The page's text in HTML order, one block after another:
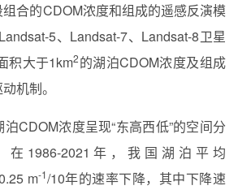
合的CDOM浓度和组成的遥感反演模
Landsat-5、 Landsat-7、 Landsat-8卫星
积大于1km2的湖泊CDOM浓度及组成
机制。
泊CDOM浓度呈现“东高西低”的空间分
在 1986-2021 年，我国湖泊平均
m-1/10年的速率下降，其中下降速